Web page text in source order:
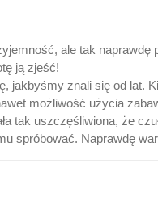
ale tak
ją zjeść!
jakbyśmy znali się od
możliwość użycia
tak uszczęśliwiona, że
spróbować. Naprawdę